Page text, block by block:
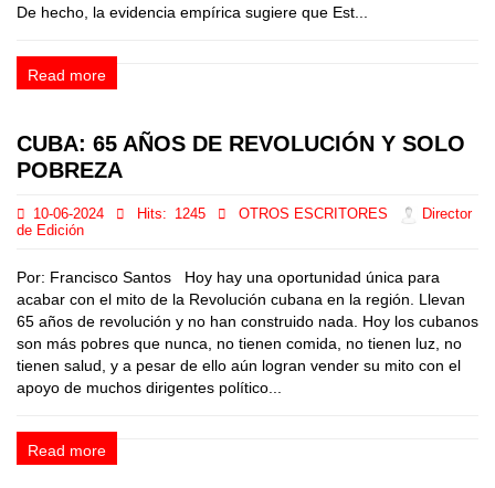
De hecho, la evidencia empírica sugiere que Est...
Read more
CUBA: 65 AÑOS DE REVOLUCIÓN Y SOLO
POBREZA
10-06-2024 Hits: 1245 OTROS ESCRITORES
Director
de Edición
Por: Francisco Santos Hoy hay una oportunidad única para
acabar con el mito de la Revolución cubana en la región. Llevan
65 años de revolución y no han construido nada. Hoy los cubanos
son más pobres que nunca, no tienen comida, no tienen luz, no
tienen salud, y a pesar de ello aún logran vender su mito con el
apoyo de muchos dirigentes político...
Read more